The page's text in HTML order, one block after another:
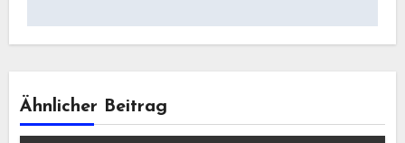
Ähnlicher Beitrag